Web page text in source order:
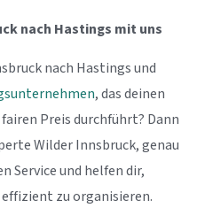
nach Hastings mit uns
nach Hastings und
, das deinen
Preis durchführt? Dann
Wilder Innsbruck, genau
Service und helfen dir,
zu organisieren.